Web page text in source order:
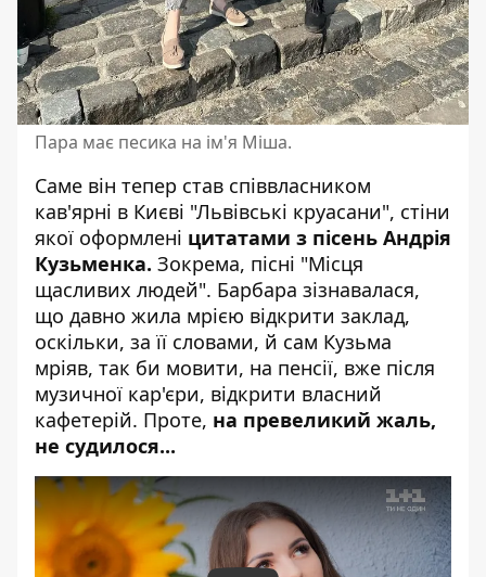
Пара має песика на ім'я Міша.
Саме він тепер став співвласником
кав'ярні в Києві "Львівські круасани", стіни
якої оформлені цитатами з пісень Андрія
Кузьменка. Зокрема, пісні "Місця
щасливих людей". Барбара зізнавалася,
що давно жила мрією відкрити заклад,
оскільки, за її словами, й сам Кузьма
мріяв, так би мовити, на пенсії, вже після
музичної кар'єри, відкрити власний
кафетерій. Проте, на превеликий жаль,
не судилося...